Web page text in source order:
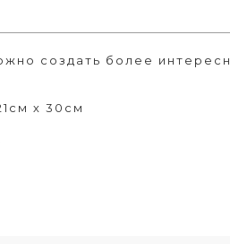
создать более
х 30см